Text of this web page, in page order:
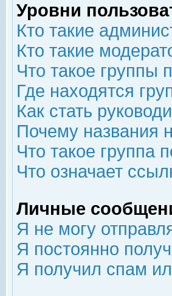
Уровни
Кто такие
Кто такие
Что такое группы
Где находятся
Как стать
Почему названия
Что такое группа
Что означает
Личные
Я не могу
Я постоянно
Я получил спам